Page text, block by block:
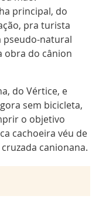
vértice, sem
longa - e bonita -
o final, com vários
700m para
Noiva e
onde está
para
centro de
etc. Para
cidade, sendo
principal, do
pra turista
pseudo-natural
obra do cânion
do Vértice, e
sem bicicleta,
o objetivo
cachoeira véu de
canionana.